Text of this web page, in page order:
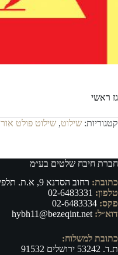
גז ראשי
קטגוריות: שילוט, שילוט פולט אור
חברת חיבח שלטים בע״מ
כתובת: רחוב הסדנא 9, א.ת. תלפיות ירושלים, מיקוד 91532
טלפון: 02-6483331
פקס:
דוא״ל: hybh11@bezeqint.net
כתובת למשלוח:
ת.ד. 53242 ירושלים 91532